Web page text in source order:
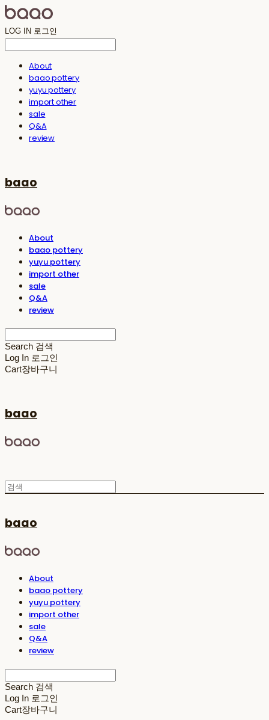
LOG IN 로그인
About
baao pottery
yuyu pottery
import other
sale
Q&A
review
baao
About
baao pottery
yuyu pottery
import other
sale
Q&A
review
Search 검색
Log In 로그인
Cart장바구니
baao
baao
About
baao pottery
yuyu pottery
import other
sale
Q&A
review
Search 검색
Log In 로그인
Cart장바구니